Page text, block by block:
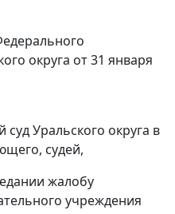
округа от 31 января
Уральского округа в
судей,
жалобу
учреждения